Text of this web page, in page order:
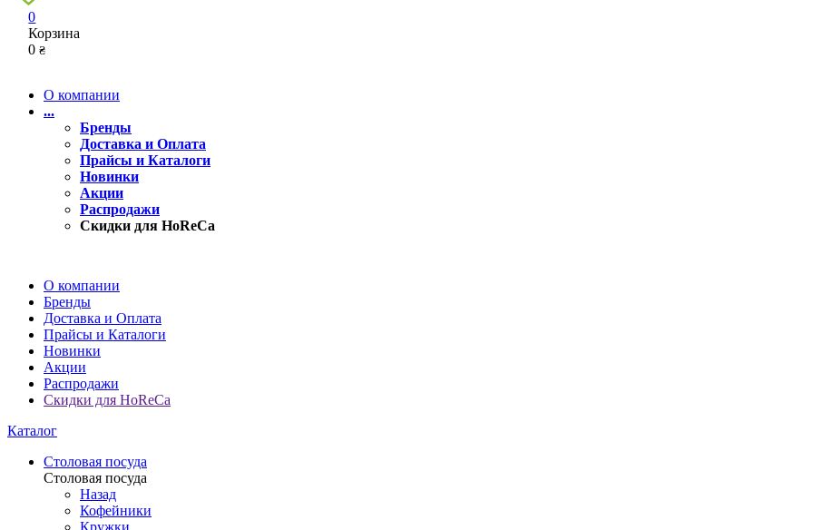
0
Корзина
0₴
О компании
...
Бренды
Доставка и Оплата
Прайсы и Каталоги
Новинки
Акции
Распродажи
Скидки для HoReCa
О компании
Бренды
Доставка и Оплата
Прайсы и Каталоги
Новинки
Акции
Распродажи
Скидки для HoReCa
Каталог
Столовая посуда
Столовая посуда
Назад
Кофейники
Кружки